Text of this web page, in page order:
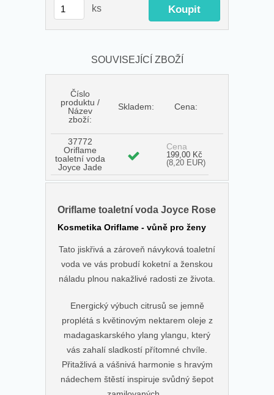
ks
SOUVISEJÍCÍ ZBOŽÍ
Číslo
produktu /
Název
zboží:
Skladem: Cena:
37772
Oriflame
toaletní voda
Joyce Jade
Cena
199,00 Kč
(8,20 EUR)
Oriflame toaletní voda Joyce Rose
Kosmetika Oriflame - vůně pro ženy
Tato jiskřivá a zároveň návyková toaletní
voda ve vás probudí koketní a ženskou
náladu plnou nakažlivé radosti ze života.
Energický výbuch citrusů se jemně
proplétá s květinovým nektarem oleje z
madagaskarského ylang ylangu, který
vás zahalí sladkostí přítomné chvíle.
Přitažlivá a vášnivá harmonie s hravým
nádechem štěstí inspiruje svůdný šepot